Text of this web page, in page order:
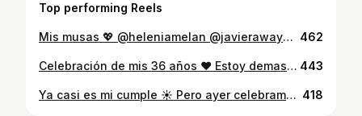
Top performing Reels
Mis musas 💖 @heleniamelan @javierawayne 💖💖💖💖 462
Celebración de mis 36 años ❤️ Estoy demasiado agradecido 🥹 de que el universo me tenga viviendo la vida que elegí y acompañado de toda la maravillosa gente que me rodea ❤️❤️❤️❤️ Feliz día del amor para todes ❤️ 443
Ya casi es mi cumple ☀️ Pero ayer celebramos el cumple de mi querida @k3lcalderon ❤️ (que está de cumple mañana igual que yo) Una noche llena de amor bye ❤️ @nataliabindis @mfinsta las amo ❤️ 👕 @chucaroscl 418